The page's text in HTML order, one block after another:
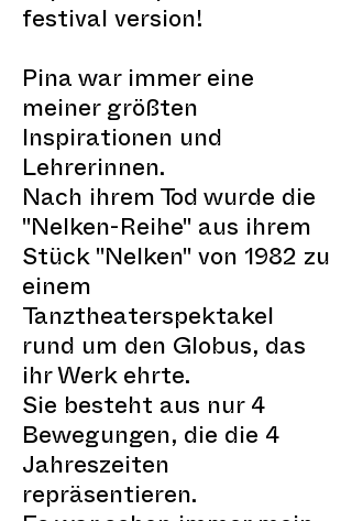
festival version!
Pina war immer eine
meiner größten
Inspirationen und
Lehrerinnen.
Nach ihrem Tod wurde die
"Nelken-Reihe" aus ihrem
Stück "Nelken" von 1982 zu
einem
Tanztheaterspektakel
rund um den Globus, das
ihr Werk ehrte.
Sie besteht aus nur 4
Bewegungen, die die 4
Jahreszeiten
repräsentieren.